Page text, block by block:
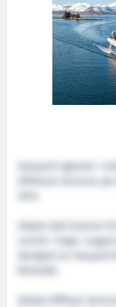
Havyard signerte i
Offshore Services
Skipet skal leveres
Leirvik i Sogn i
designet av
Global Offhore